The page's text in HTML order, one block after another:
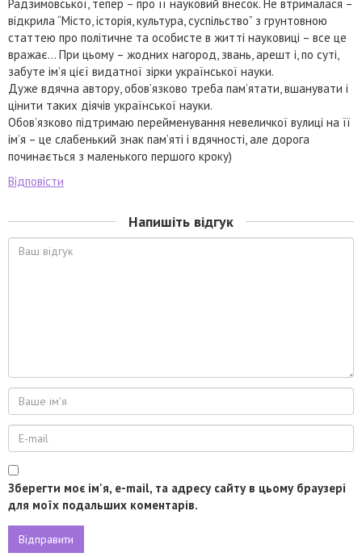
Радзимовської, тепер – про її науковий внесок. Не втрималася –
відкрила “Місто, історія, культура, суспільство” з грунтовною
статтею про політичне та особисте в житті науковиці – все це
вражає… При цьому – жодних нагород, звань, арешт і, по суті,
забуте ім’я цієї видатної зірки української науки.
Дуже вдячна автору, обов’язково треба пам’ятати, вшанувати і
цінити таких діячів української науки.
Обов’язково підтримаю перейменування невеличкої вулиці на її
ім’я – це слабенький знак пам’яті і вдячності, але дорога
починається з маленького першого кроку)
Відповісти
Напишіть відгук
Зберегти моє ім'я, e-mail, та адресу сайту в цьому браузері
для моїх подальших коментарів.